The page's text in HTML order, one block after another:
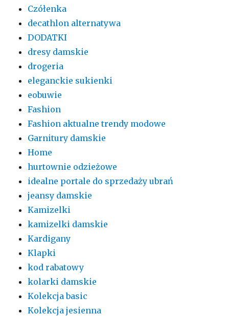
Czółenka
decathlon alternatywa
DODATKI
dresy damskie
drogeria
eleganckie sukienki
eobuwie
Fashion
Fashion aktualne trendy modowe
Garnitury damskie
Home
hurtownie odzieżowe
idealne portale do sprzedaży ubrań
jeansy damskie
Kamizelki
kamizelki damskie
Kardigany
Klapki
kod rabatowy
kolarki damskie
Kolekcja basic
Kolekcja jesienna